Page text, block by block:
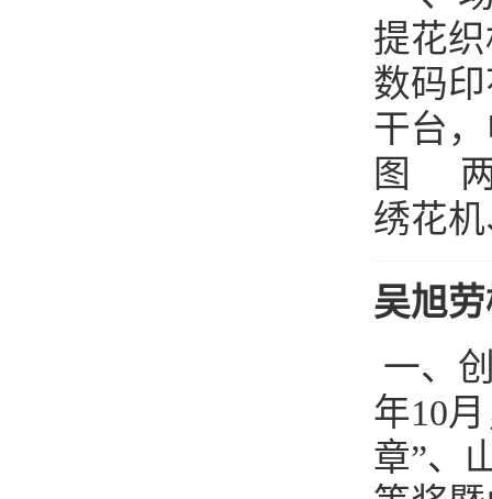
提花
数码
干台
图 两
绣花
吴旭
一、
年10
章”、